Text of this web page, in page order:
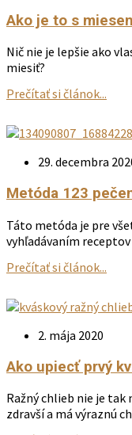
Ako je to s
Nič nie je lepšie ako
miesiť?
Prečítať si článok...
29. decembra
Metóda 123
Táto metóda je pre
vyhľadávaním
Prečítať si článok...
2. mája 2020
Ako upiecť prvý
Ražný chlieb nie je tak
zdravší a má výraznú